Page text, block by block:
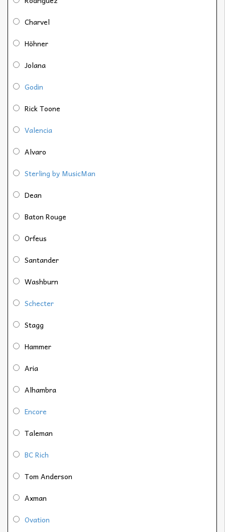
Charvel
Höhner
Jolana
Godin
Rick Toone
Valencia
Alvaro
Sterling by MusicMan
Dean
Baton Rouge
Orfeus
Santander
Washburn
Schecter
Stagg
Hammer
Aria
Alhambra
Encore
Taleman
BC Rich
Tom Anderson
Axman
Ovation